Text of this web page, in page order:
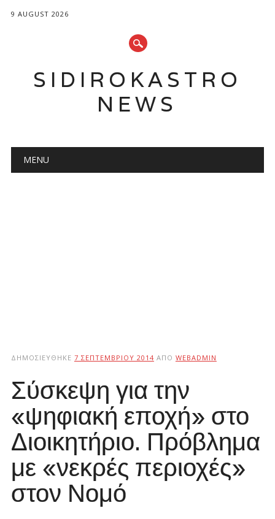
9 AUGUST 2026
SIDIROKASTRO
NEWS
Main menu
MENU
ΔΗΜΟΣΙΕΎΘΗΚΕ 7 ΣΕΠΤΕΜΒΡΊΟΥ 2014 ΑΠΌ WEBADMIN
Σύσκεψη για την
«ψηφιακή εποχή» στο
Διοικητήριο. Πρόβλημα
με «νεκρές περιοχές»
στον Νομό